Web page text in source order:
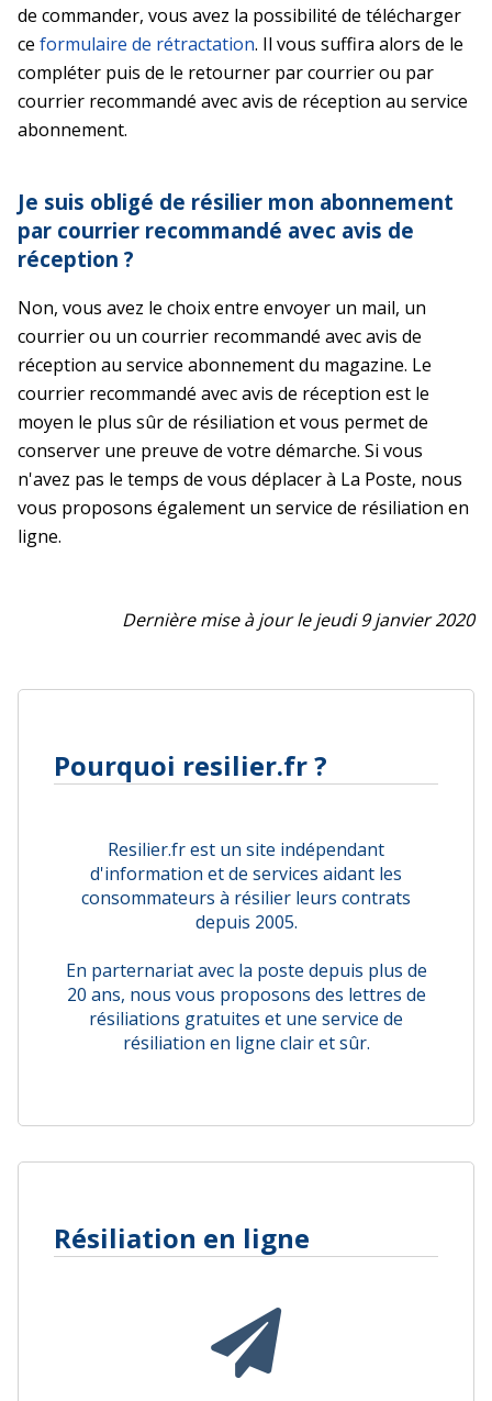
de commander, vous avez la possibilité de télécharger
ce formulaire de rétractation. Il vous suffira alors de le
compléter puis de le retourner par courrier ou par
courrier recommandé avec avis de réception au service
abonnement.
Je suis obligé de résilier mon abonnement
par courrier recommandé avec avis de
réception ?
Non, vous avez le choix entre envoyer un mail, un
courrier ou un courrier recommandé avec avis de
réception au service abonnement du magazine. Le
courrier recommandé avec avis de réception est le
moyen le plus sûr de résiliation et vous permet de
conserver une preuve de votre démarche. Si vous
n'avez pas le temps de vous déplacer à La Poste, nous
vous proposons également un service de résiliation en
ligne.
Dernière mise à jour le jeudi 9 janvier 2020
Pourquoi resilier.fr ?
Resilier.fr est un site indépendant
d'information et de services aidant les
consommateurs à résilier leurs contrats
depuis 2005.
En parternariat avec la poste depuis plus de
20 ans, nous vous proposons des lettres de
résiliations gratuites et une service de
résiliation en ligne clair et sûr.
Résiliation en ligne